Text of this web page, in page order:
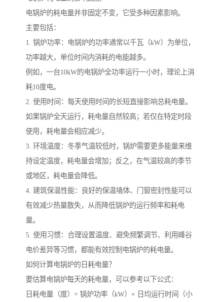
电锅炉的耗电量并非固定不变，它受多种因素影响。
主要包括：
1. 锅炉功率：电锅炉的功率通常以千瓦（kW）为单位，
功率越大，单位时间内消耗的电能越多。
例如，一台10kW的电锅炉全功率运行一小时，理论上消
耗10度电。
2. 使用时间：每天使用时间的长短直接影响总耗电量。
如果锅炉全天运行，耗电量自然较高；若仅在特定时段
使用，耗电量会相应减少。
3. 环境温度：冬季气温较低时，锅炉需要更多能量来维
持设定温度，耗电量会增加；反之，在气温较高的季节
或地区，耗电量会降低。
4. 建筑保温性能：良好的保温墙体、门窗密封性能可以
有效减少热量散失，从而降低锅炉的运行频率和耗电
量。
5. 使用习惯：合理设置温度、避免频繁调节、利用峰谷
电价差异等习惯，都能有效控制电锅炉的耗电量。
如何计算电锅炉的日耗电量？
要估算电锅炉每天的耗电量，可以参考以下公式：
日耗电量（度）= 锅炉功率（kW）× 日均运行时间（小